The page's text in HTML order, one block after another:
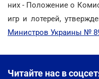
них - Положение о
игр и лотерей,
Министров Украины №
Читайте нас в